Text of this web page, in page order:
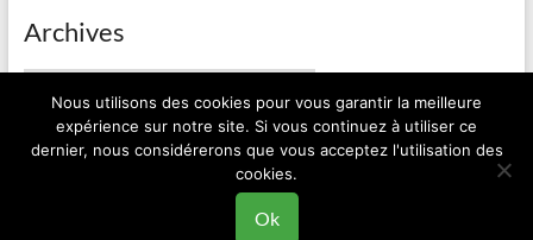
Archives
Archives
Elan Roller Sorinières. All rights reserved. Theme
Spacious
by ThemeGrill. Powered by:
Mentions Légales
Nous utilisons des cookies pour vous garantir la meilleure
expérience sur notre site. Si vous continuez à utiliser ce
dernier, nous considérerons que vous acceptez l'utilisation des
cookies.
Ok